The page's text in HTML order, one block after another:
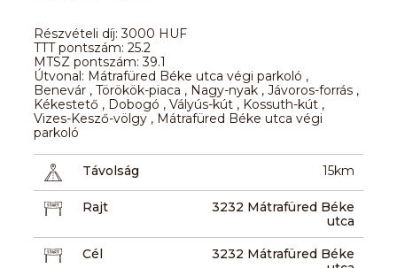
Részvételi díj: 3000 HUF
TTT pontszám: 25.2
MTSZ pontszám: 39.1
Útvonal: Mátrafüred Béke utca végi parkoló ,
Benevár , Törökök-piaca , Nagy-nyak , Jávoros-forrás ,
Kékestető , Dobogó , Vályús-kút , Kossuth-kút ,
Vizes-Kesző-völgy , Mátrafüred Béke utca végi
parkoló
Távolság 15km
Rajt
3232 Mátrafüred Béke
utca
Cél
3232 Mátrafüred Béke